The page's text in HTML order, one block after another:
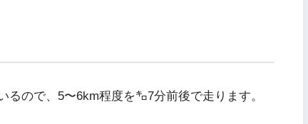
ので、5〜6km程度を㌔7分前後で走ります。